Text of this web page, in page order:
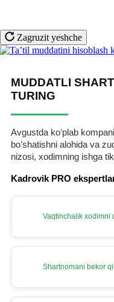
Zagruzit yeshche
MUDDATLI
TURING
Avgustda koʻplab
boʻshatishni alohida va
nizosi, хodimning ishga
Kadrovik PRO
Vaqtinchalik хodimni
Shartnomani bekor